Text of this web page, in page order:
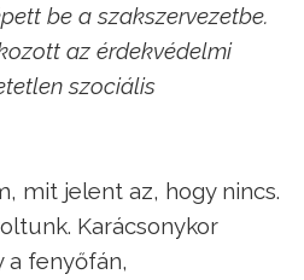
be a szakszervezetbe.
az érdekvédelmi
szociális
mit jelent az, hogy nincs.
Karácsonykor
a fenyőfán,